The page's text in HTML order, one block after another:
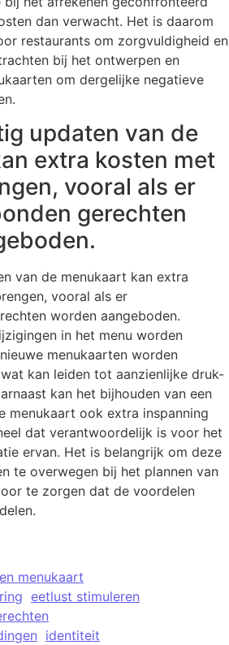
dan verwacht. Het is daarom
restaurants om zorgvuldigheid en
bij het ontwerpen en
om dergelijke negatieve
updaten van de
extra kosten met
vooral als er
gerechten
van de menukaart kan extra
vooral als er
worden aangeboden.
in het menu worden
menukaarten worden
kan leiden tot aanzienlijke druk-
kan het bijhouden van een
menukaart ook extra inspanning
dat verantwoordelijk is voor het
ervan. Het is belangrijk om deze
te overwegen bij het plannen van
te zorgen dat de voordelen
menukaart
eetlust stimuleren
identiteit